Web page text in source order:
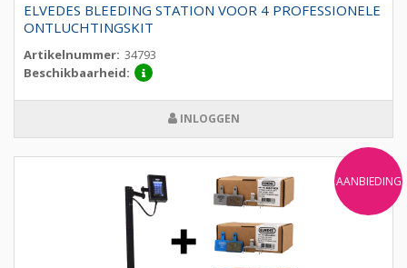
ELVEDES BLEEDING STATION VOOR 4 PROFESSIONELE
ONTLUCHTINGSKIT
Artikelnummer: 34793
Beschikbaarheid:
INLOGGEN
AANBIEDING